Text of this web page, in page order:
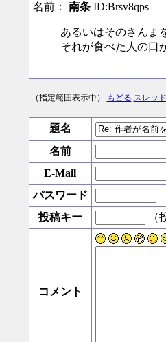
名前： 南条ID:Brsv8qps
あるいはそのさんま
それが食べた人の口
（指定範囲表示中） もどる スレッ
題名
名前
E-Mail
パスワード
投稿キー
（
コメント